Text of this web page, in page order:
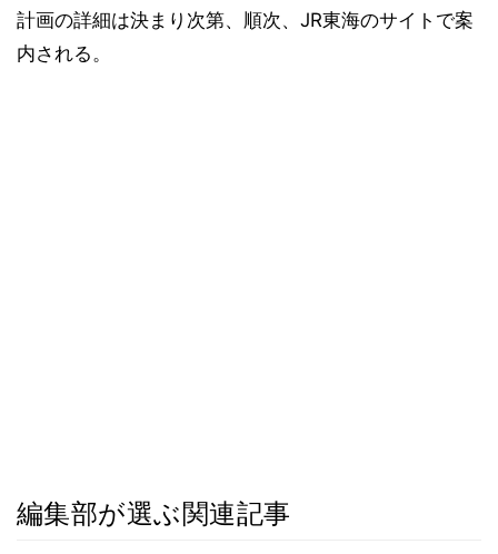
計画の詳細は決まり次第、順次、JR東海のサイトで案
内される。
編集部が選ぶ関連記事